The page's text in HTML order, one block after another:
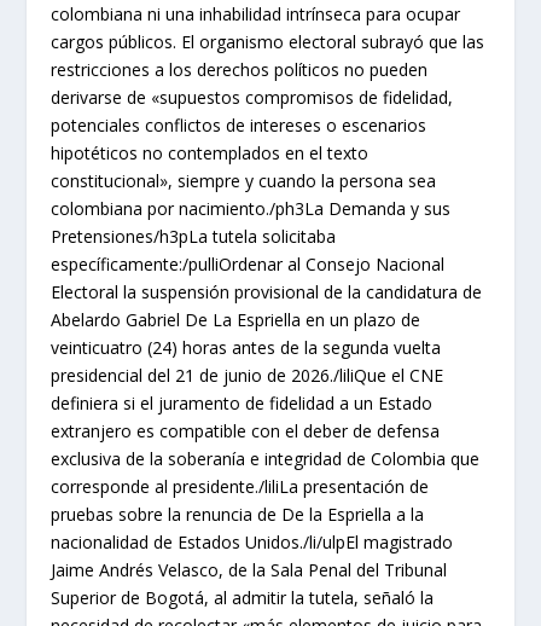
colombiana ni una inhabilidad intrínseca para ocupar
cargos públicos. El organismo electoral subrayó que las
restricciones a los derechos políticos no pueden
derivarse de «supuestos compromisos de fidelidad,
potenciales conflictos de intereses o escenarios
hipotéticos no contemplados en el texto
constitucional», siempre y cuando la persona sea
colombiana por nacimiento./ph3La Demanda y sus
Pretensiones/h3pLa tutela solicitaba
específicamente:/pulliOrdenar al Consejo Nacional
Electoral la suspensión provisional de la candidatura de
Abelardo Gabriel De La Espriella en un plazo de
veinticuatro (24) horas antes de la segunda vuelta
presidencial del 21 de junio de 2026./liliQue el CNE
definiera si el juramento de fidelidad a un Estado
extranjero es compatible con el deber de defensa
exclusiva de la soberanía e integridad de Colombia que
corresponde al presidente./liliLa presentación de
pruebas sobre la renuncia de De la Espriella a la
nacionalidad de Estados Unidos./li/ulpEl magistrado
Jaime Andrés Velasco, de la Sala Penal del Tribunal
Superior de Bogotá, al admitir la tutela, señaló la